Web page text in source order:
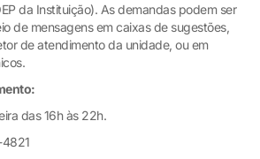
da Instituição). As demandas podem ser
de mensagens em caixas de sugestões,
de atendimento da unidade, ou em
das 16h às 22h.